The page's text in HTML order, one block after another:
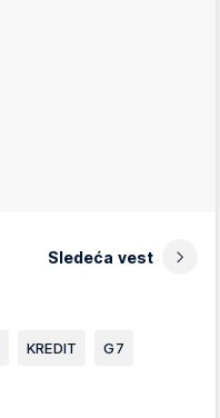
Sledeća vest
KREDIT G7